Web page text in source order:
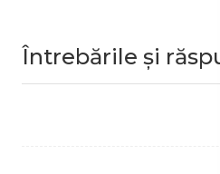
Întrebările și